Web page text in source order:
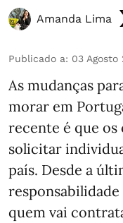
Amanda Lima
Publicado a: 03 Agosto
As mudanças
morar em
recente é que os
solicitar
país. Desde a
responsabilidade
quem vai